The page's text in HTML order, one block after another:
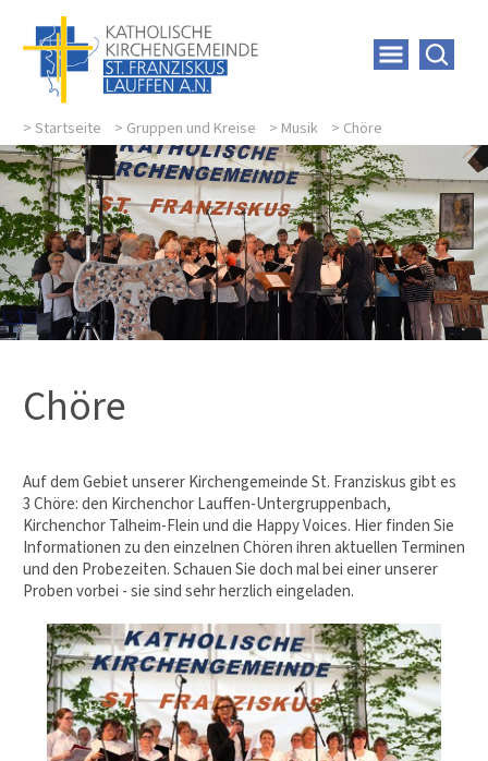
> Startseite > Gruppen und Kreise > Musik > Chöre
Chöre
Auf dem Gebiet unserer Kirchengemeinde St. Franziskus gibt es
3 Chöre: den Kirchenchor Lauffen-Untergruppenbach,
Kirchenchor Talheim-Flein und die Happy Voices. Hier finden Sie
Informationen zu den einzelnen Chören ihren aktuellen Terminen
und den Probezeiten. Schauen Sie doch mal bei einer unserer
Proben vorbei - sie sind sehr herzlich eingeladen.